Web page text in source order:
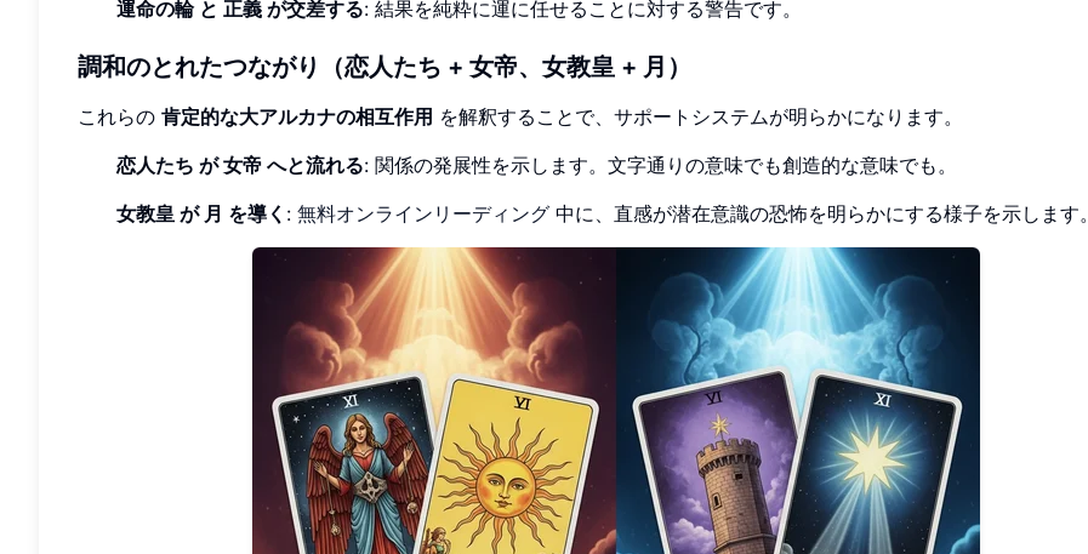
運命の輪 と 正義 が交差する: 結果を純粋に運に任せることに対する警告です。
調和のとれたつながり（恋人たち + 女帝、女教皇 + 月）
これらの 肯定的な大アルカナの相互作用 を解釈することで、サポートシステムが明らかになります。
恋人たち が 女帝 へと流れる: 関係の発展性を示します。文字通りの意味でも創造的な意味でも。
女教皇 が 月 を導く : 無料オンラインリーディング 中に、直感が潜在意識の恐怖を明らかにする様子を示します。